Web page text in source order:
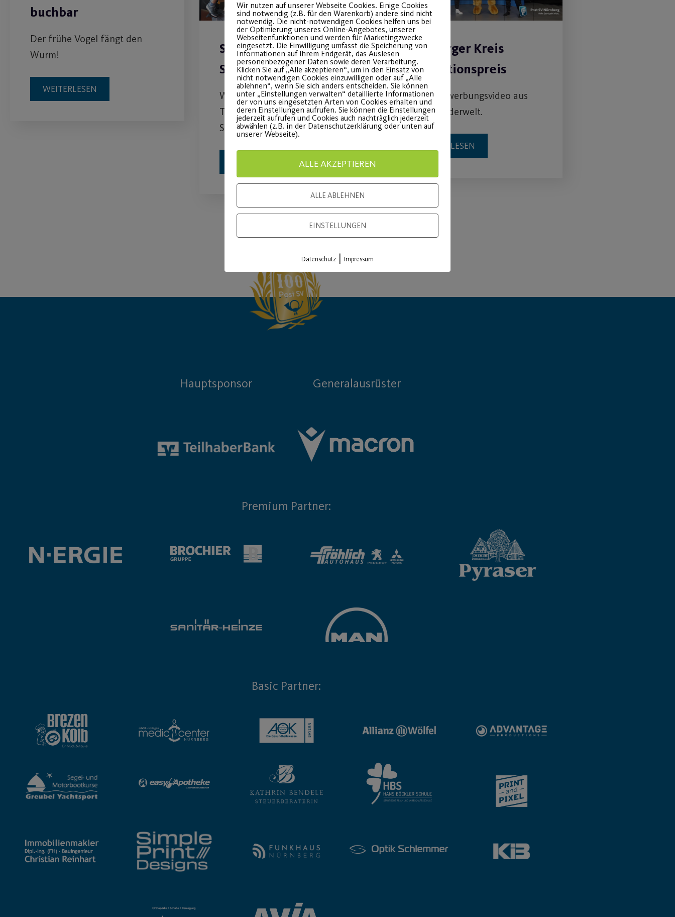
buchbar
Der frühe Vogel fängt den
Wurm!
WEITERLESEN
Schlank & Fit für den
Sommer!
Wir suchen dich als
Teilnehmer/in für unsere
Studie.
Freiburger Kreis
Innovationspreis
Unser Bewerbungsvideo aus
Postis Kinderwelt.
WEITERLESEN
Load More
Hauptsponsor Generalausrüster
Premium Partner:
Basic Partner:
Wir nutzen auf unserer Webseite Cookies. Einige Cookies
sind notwendig (z.B. für den Warenkorb) andere sind nicht
notwendig. Die nicht-notwendigen Cookies helfen uns bei
der Optimierung unseres Online-Angebotes, unserer
Webseitenfunktionen und werden für Marketingzwecke
eingesetzt. Die Einwilligung umfasst die Speicherung von
Informationen auf Ihrem Endgerät, das Auslesen
personenbezogener Daten sowie deren Verarbeitung.
Klicken Sie auf „Alle akzeptieren“, um in den Einsatz von
nicht notwendigen Cookies einzuwilligen oder auf „Alle
ablehnen“, wenn Sie sich anders entscheiden. Sie können
unter „Einstellungen verwalten“ detaillierte Informationen
der von uns eingesetzten Arten von Cookies erhalten und
deren Einstellungen aufrufen. Sie können die Einstellungen
jederzeit aufrufen und Cookies auch nachträglich jederzeit
abwählen (z.B. in der Datenschutzerklärung oder unten auf
unserer Webseite).
ALLE AKZEPTIEREN
ALLE ABLEHNEN
EINSTELLUNGEN
Datenschutz | Impressum